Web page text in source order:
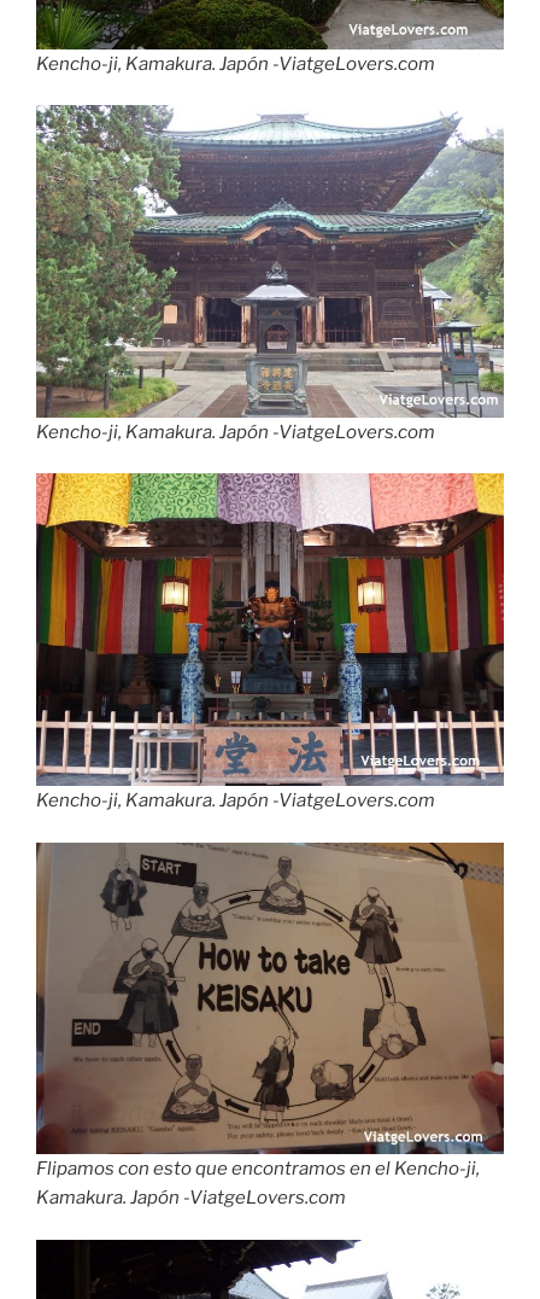
Kencho-ji, Kamakura. Japón -ViatgeLovers.com
Kencho-ji, Kamakura. Japón -ViatgeLovers.com
Kencho-ji, Kamakura. Japón -ViatgeLovers.com
Flipamos con esto que encontramos en el Kencho-ji,
Kamakura. Japón -ViatgeLovers.com